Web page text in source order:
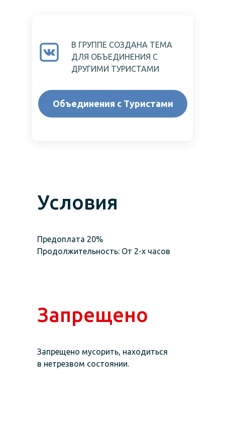
В ГРУППЕ СОЗДАНА ТЕМА
ДЛЯ ОБЪЕДИНЕНИЯ С
ДРУГИМИ ТУРИСТАМИ
Объединения с Туристами
Условия
Запрещено
Запрещено мусорить, находиться
в нетрезвом состоянии.
Предоплата 20%
Продолжительность: От 2-х часов